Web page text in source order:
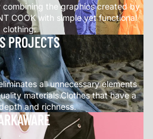
the graphics created by
COOK with simple yet functional
clothing.
PROJECTS
.
all unnecessary elements
materials.Clothes that have a
and richness.
.